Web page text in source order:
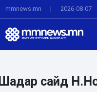
mmnews.mn | 2026-08-07
Шадар сайд